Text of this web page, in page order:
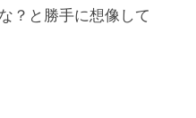
？と勝手に想像して